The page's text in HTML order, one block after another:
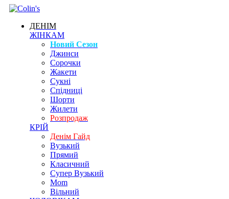
ДЕНІМ
ЖІНКАМ
Новий Сезон
Джинси
Сорочки
Жакети
Сукні
Спідниці
Шорти
Жилети
Розпродаж
КРІЙ
Денім Гайд
Вузький
Прямий
Класичний
Супер Вузький
Mom
Вільний